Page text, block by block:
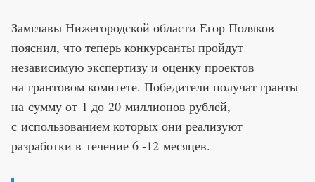
Замглавы Нижегородской области Егор Поляков
пояснил, что теперь конкурсанты пройдут
независимую экспертизу и оценку проектов
на грантовом комитете. Победители получат гранты
на сумму от 1 до 20 миллионов рублей,
с использованием которых они реализуют
разработки в течение 6 -12 месяцев.